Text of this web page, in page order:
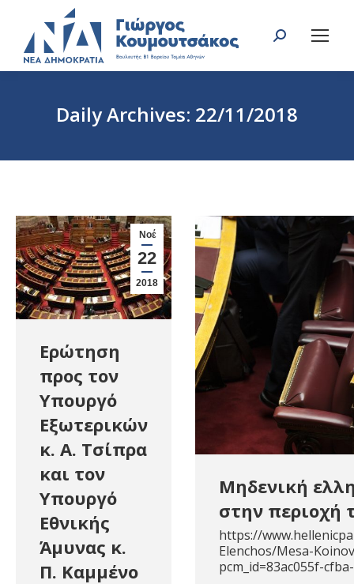
Search:
Daily Archives: 22/11/2018
Νοέ
22
2018
Ερώτηση
προς τον
Υπουργό
Εξωτερικών
κ. Α. Τσίπρα
και τον
Υπουργό
Εθνικής
Άμυνας κ.
Π. Καμμένο
Μηδενική
στην περιοχή
https://
Elenchos/Mesa-
pcm_id=83ac055f-